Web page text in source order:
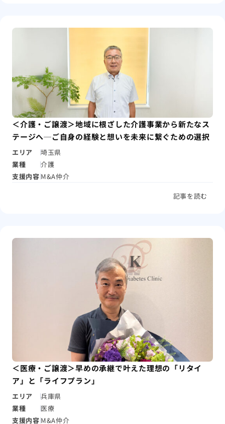
＜介護・ご譲渡＞地域に根ざした介護事業から新たなス
テージへ─ご自身の経験と想いを未来に繋ぐための選択
エリア
埼玉県
業種
介護
支援内容 M&A仲介
記事を読む
＜医療・ご譲渡＞早めの承継で叶えた理想の「リタイ
ア」と「ライフプラン」
エリア
兵庫県
業種
医療
支援内容 M&A仲介